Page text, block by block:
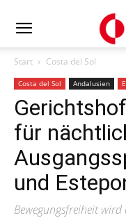
Start Costa del Sol
Costa del Sol Andalusien
für
und
Bewegungsfreiheit